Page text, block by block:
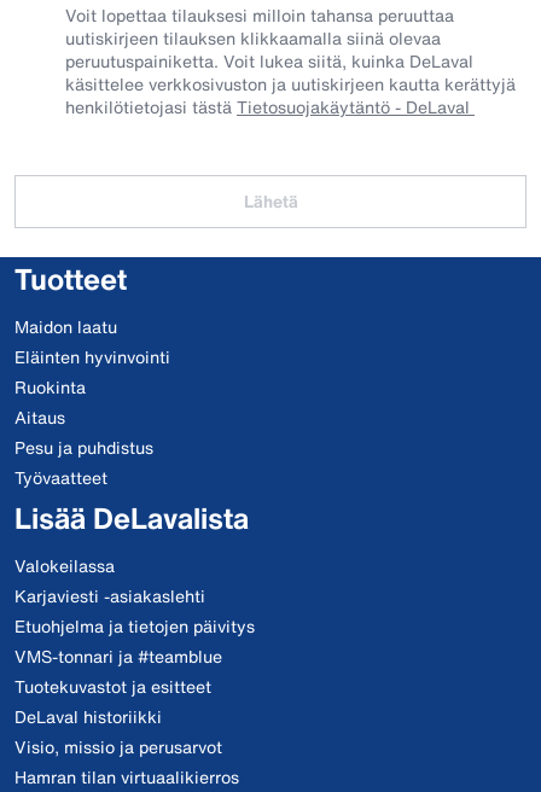
Voit lopettaa tilauksesi milloin tahansa peruuttaa
uutiskirjeen tilauksen klikkaamalla siinä olevaa
peruutuspainiketta. Voit lukea siitä, kuinka DeLaval
käsittelee verkkosivuston ja uutiskirjeen kautta kerättyjä
henkilötietojasi tästäTietosuojakäytäntö - DeLaval
Lähetä
Tuotteet
Maidon laatu
Eläinten hyvinvointi
Ruokinta
Aitaus
Pesu ja puhdistus
Työvaatteet
Lisää DeLavalista
Valokeilassa
Karjaviesti -asiakaslehti
Etuohjelma ja tietojen päivitys
VMS-tonnari ja #teamblue
Tuotekuvastot ja esitteet
DeLaval historiikki
Visio, missio ja perusarvot
Hamran tilan virtuaalikierros